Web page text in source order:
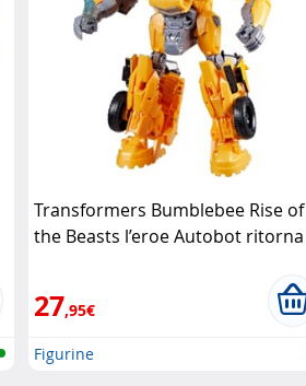
Transformers Bumblebee Rise of
the Beasts l’eroe Autobot ritorna
27,95€
Figurine